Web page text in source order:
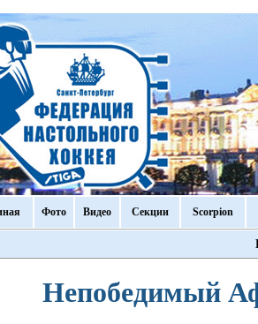
Фото Видео Секции Scorpion
Непобедимый